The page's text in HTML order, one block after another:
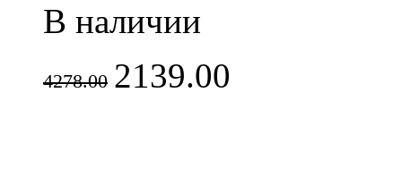
В наличии
4278.00 2139.00